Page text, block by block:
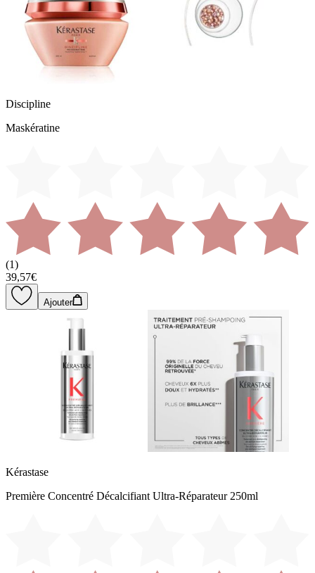
Discipline
Maskératine
(1)
39,57€
Ajouter
Kérastase
Première Concentré Décalcifiant Ultra-Réparateur 250ml